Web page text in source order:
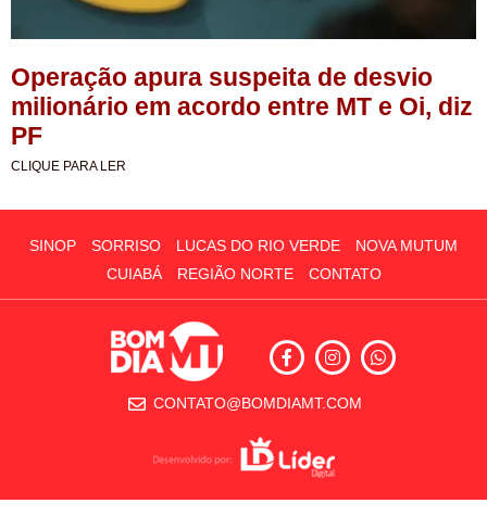
Operação apura suspeita de desvio
milionário em acordo entre MT e Oi, diz
PF
CLIQUE PARA LER
SINOP SORRISO LUCAS DO RIO VERDE
NOVA MUTUM
CUIABÁ
REGIÃO NORTE CONTATO
CONTATO@BOMDIAMT.COM